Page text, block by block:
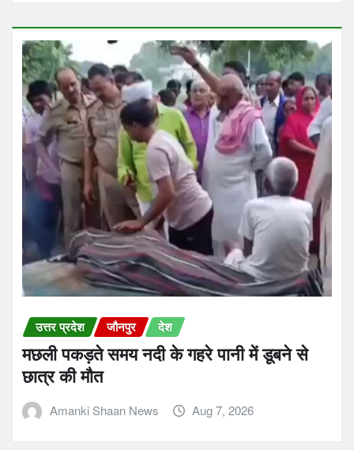
उत्तर प्रदेश जौनपुर देश
मछली पकड़ते समय नदी के गहरे पानी में डूबने से
छात्र की मौत
Amanki Shaan News Aug 7, 2026